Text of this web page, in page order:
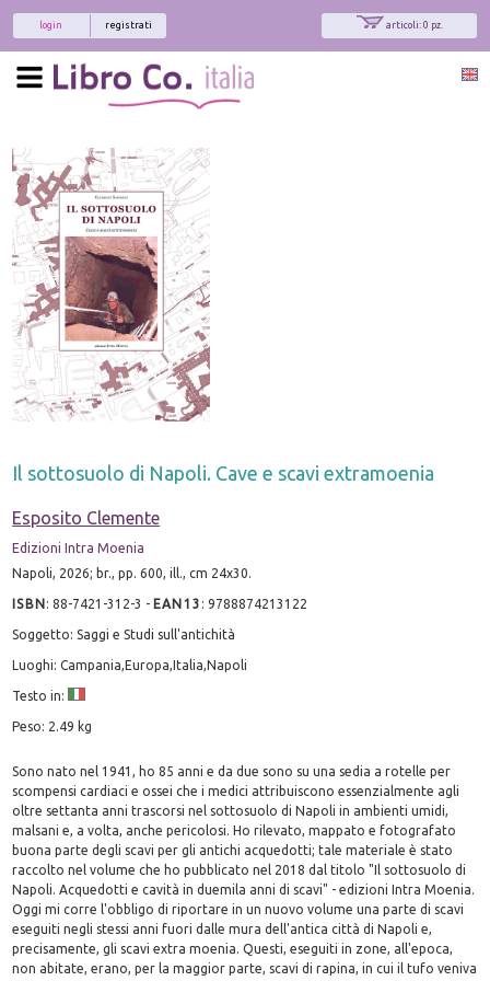
articoli: 0 pz.
registrati
login
Il sottosuolo di Napoli. Cave e scavi extramoenia
Esposito Clemente
Edizioni Intra Moenia
Napoli, 2026; br., pp. 600, ill., cm 24x30.
ISBN:88-7421-312-3 - EAN13 :9788874213122
Soggetto: Saggi e Studi sull'antichità
Luoghi: Campania,Europa,Italia,Napoli
Testo in:
Peso: 2.49 kg
Sono nato nel 1941, ho 85 anni e da due sono su una sedia a rotelle per
scompensi cardiaci e ossei che i medici attribuiscono essenzialmente agli
oltre settanta anni trascorsi nel sottosuolo di Napoli in ambienti umidi,
malsani e, a volta, anche pericolosi. Ho rilevato, mappato e fotografato
buona parte degli scavi per gli antichi acquedotti; tale materiale è stato
raccolto nel volume che ho pubblicato nel 2018 dal titolo "Il sottosuolo di
Napoli. Acquedotti e cavità in duemila anni di scavi" - edizioni Intra Moenia.
Oggi mi corre l'obbligo di riportare in un nuovo volume una parte di scavi
eseguiti negli stessi anni fuori dalle mura dell'antica città di Napoli e,
precisamente, gli scavi extra moenia. Questi, eseguiti in zone, all'epoca,
non abitate, erano, per la maggior parte, scavi di rapina, in cui il tufo veniva